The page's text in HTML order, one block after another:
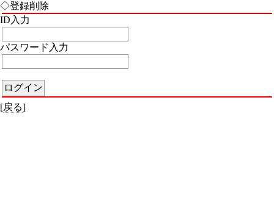
◇登録削除
ID入力
パスワード入力
[戻る]